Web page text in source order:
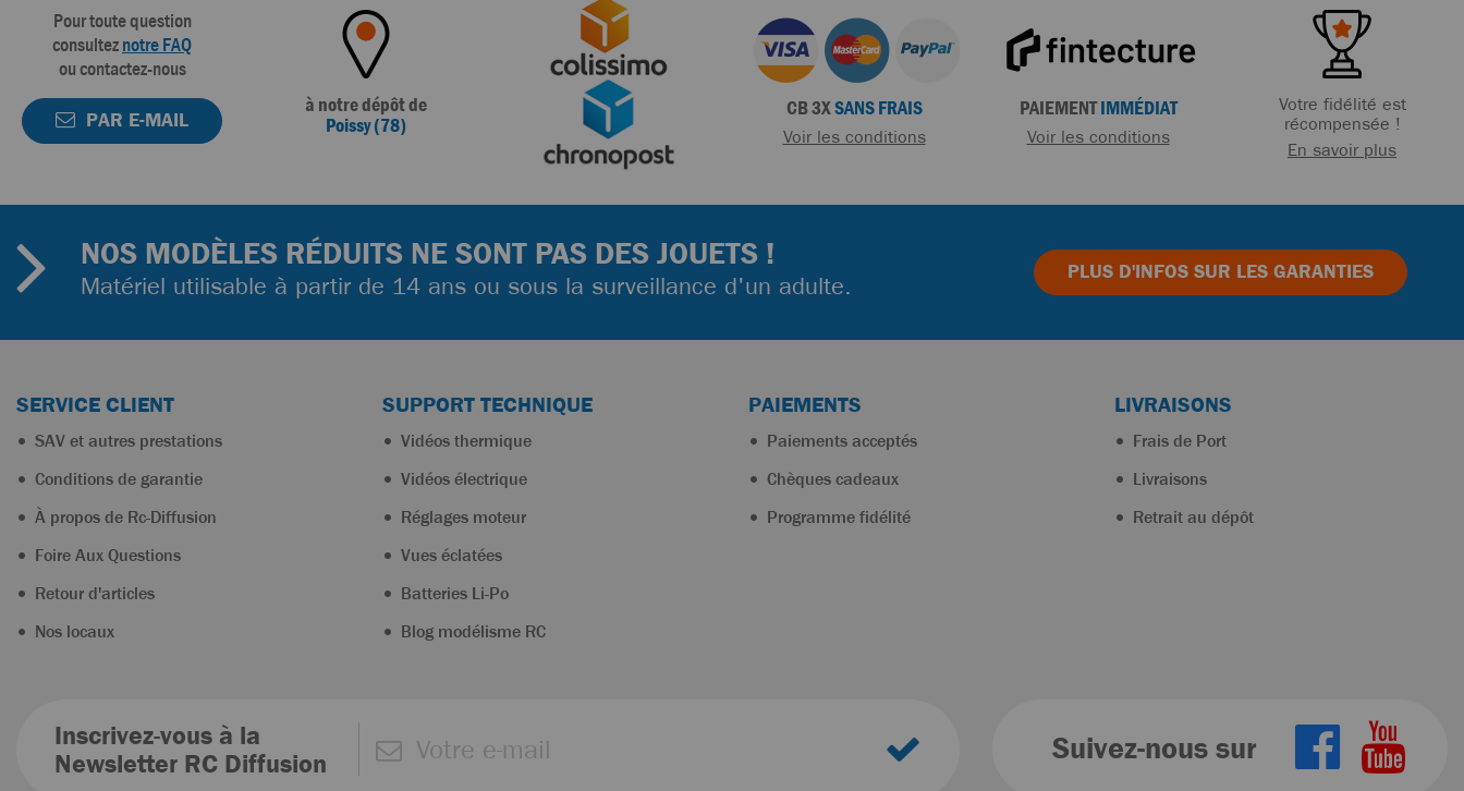
Pour toute question
consulteznotre FAQ
ou contactez-nous
PAR E-MAIL
à notre dépôt de
Poissy (78)
CB 3XSANS FRAIS
Voir les conditions
PAIEMENTIMMÉDIAT
Voir les conditions
Votre fidélité est
récompensée !
En savoir plus
NOS MODÈLES RÉDUITS NE SONT PAS DES JOUETS !
Matériel utilisable à partir de 14 ans ou sous la surveillance d'un adulte.
PLUS D'INFOSSUR LES GARANTIES
SERVICE CLIENT
SAV et autres prestations
Conditions de garantie
À propos de Rc-Diffusion
Foire Aux Questions
Retour d'articles
Nos locaux
SUPPORT TECHNIQUE
Vidéos thermique
Vidéos électrique
Réglages moteur
Vues éclatées
Batteries Li-Po
Blog modélisme RC
PAIEMENTS
Paiements acceptés
Chèques cadeaux
Programme fidélité
LIVRAISONS
Frais de Port
Livraisons
Retrait au dépôt
Inscrivez-vous à la
Newsletter RC Diffusion
Suivez-nous sur